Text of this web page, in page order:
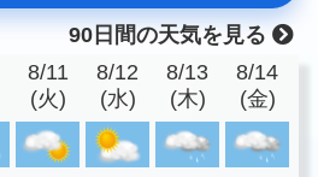
90日間の天気を見る
8/11
(火)
8/12
(水)
8/13
(木)
8/14
(金)